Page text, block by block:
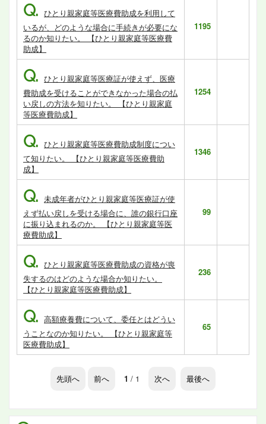
Q. ひとり親家庭等医療費助成を利用して
いるが、どのような場合に手続きが必要にな
るのか知りたい。 【ひとり親家庭等医療費
助成】
1195
Q. ひとり親家庭等医療証が使えず、医療
費助成を受けることができなかった場合の払
い戻しの方法を知りたい。 【ひとり親家庭
等医療費助成】
1254
Q. ひとり親家庭等医療費助成制度につい
て知りたい。 【ひとり親家庭等医療費助
成】
1346
Q. 未成年者がひとり親家庭等医療証が使
えず払い戻しを受ける場合に、誰の銀行口座
に振り込まれるのか。 【ひとり親家庭等医
療費助成】
99
Q. ひとり親家庭等医療費助成の資格が喪
失するのはどのような場合か知りたい。
【ひとり親家庭等医療費助成】
236
Q. 高額療養費について、委任とはどうい
うことなのか知りたい。 【ひとり親家庭等
医療費助成】
65
先頭へ 前へ 1 / 1 次へ 最後へ